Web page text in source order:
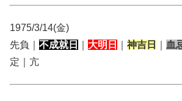
1975/3/14(金)
先負｜ 不成就日 大明日 神吉日 血
定｜亢